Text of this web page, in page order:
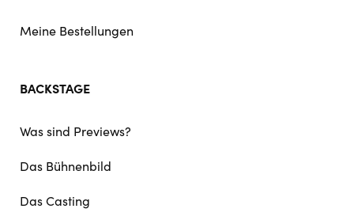
Meine Bestellungen
BACKSTAGE
Was sind Previews?
Das Bühnenbild
Das Casting